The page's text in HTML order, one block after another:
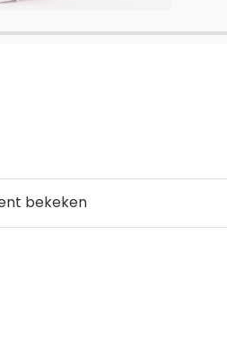
bekeken